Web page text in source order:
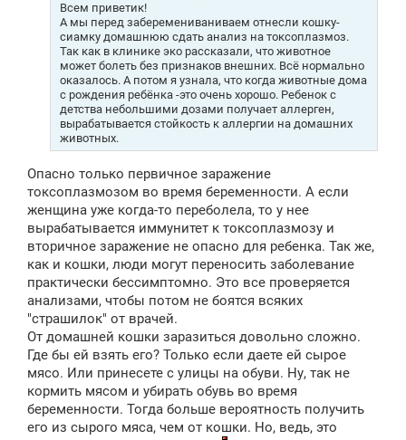
Всем приветик!
А мы перед заберемениваниваем отнесли кошку-
сиамку домашнюю сдать анализ на токсоплазмоз.
Так как в клинике эко рассказали, что животное
может болеть без признаков внешних. Всё нормально
оказалось. А потом я узнала, что когда животные дома
с рождения ребёнка -это очень хорошо. Ребенок с
детства небольшими дозами получает аллерген,
вырабатывается стойкость к аллергии на домашних
животных.
Опасно только первичное заражение
токсоплазмозом во время беременности. А если
женщина уже когда-то переболела, то у нее
вырабатывается иммунитет к токсоплазмозу и
вторичное заражение не опасно для ребенка. Так же,
как и кошки, люди могут переносить заболевание
практически бессимптомно. Это все проверяется
анализами, чтобы потом не боятся всяких
"страшилок" от врачей.
От домашней кошки заразиться довольно сложно.
Где бы ей взять его? Только если даете ей сырое
мясо. Или принесете с улицы на обуви. Ну, так не
кормить мясом и убирать обувь во время
беременности. Тогда больше вероятность получить
его из сырого мяса, чем от кошки. Но, ведь, это